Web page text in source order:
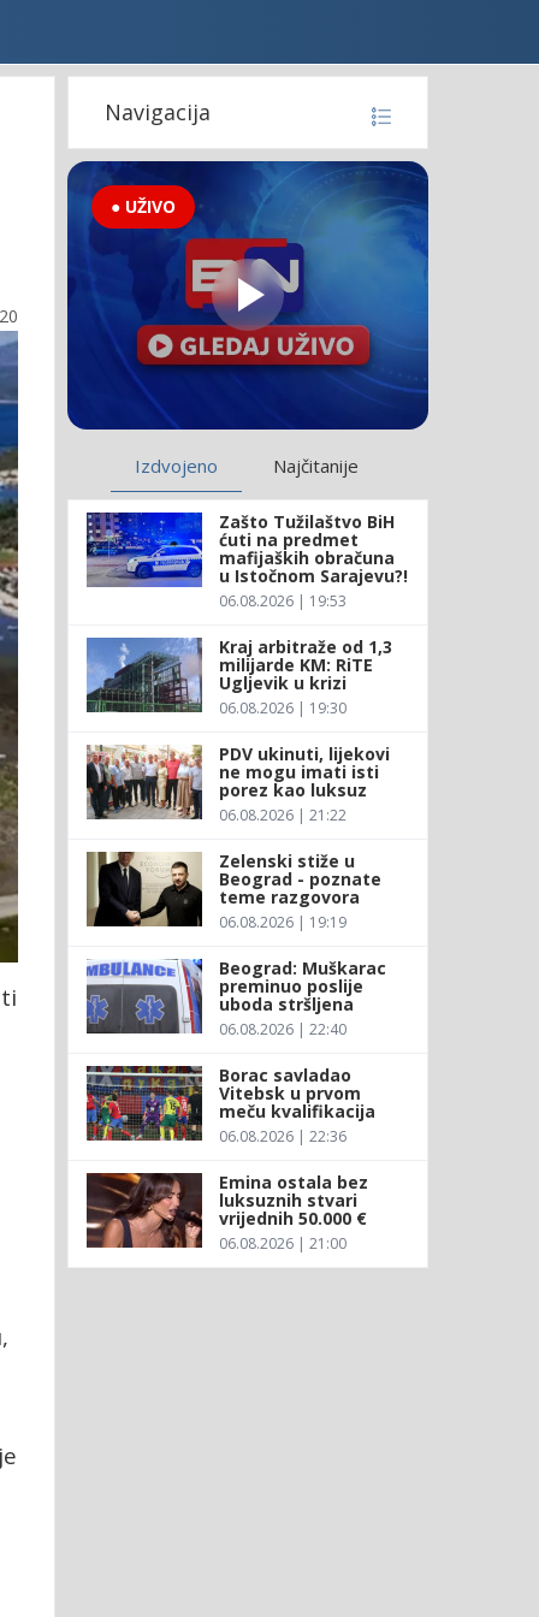
Navigacija
● UŽIVO
Izdvojeno Najčitanije
Zašto Tužilaštvo BiH
ćuti na predmet
mafijaških obračuna
u Istočnom Sarajevu?!
06.08.2026 | 19:53
Kraj arbitraže od 1,3
milijarde KM: RiTE
Ugljevik u krizi
06.08.2026 | 19:30
PDV ukinuti, lijekovi
ne mogu imati isti
porez kao luksuz
06.08.2026 | 21:22
Zelenski stiže u
Beograd - poznate
teme razgovora
06.08.2026 | 19:19
Beograd: Muškarac
preminuo poslije
uboda stršljena
06.08.2026 | 22:40
Borac savladao
Vitebsk u prvom
meču kvalifikacija
06.08.2026 | 22:36
Emina ostala bez
luksuznih stvari
vrijednih 50.000 €
06.08.2026 | 21:00